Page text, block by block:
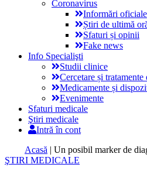
Coronavirus
Informări oficiale
Știri de ultimă
Sfaturi și opinii
Fake news
Info Specialişti
Studii clinice
Cercetare și
Medicamente și
Evenimente
Sfaturi medicale
Ştiri medicale
Intră în cont
Acasă | Un posibil marker de
ŞTIRI MEDICALE